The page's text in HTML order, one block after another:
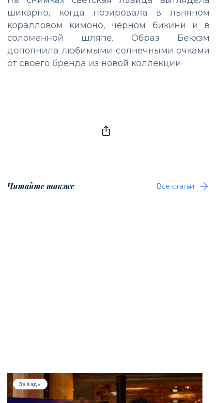
шикарно, когда позировала в льняном
коралловом кимоно, чёрном бикини и в
соломенной шляпе. Образ Бекхэм
дополнила любимыми солнечными очками
от своего бренда из новой коллекции
Читайте также Все статьи
Звёзды